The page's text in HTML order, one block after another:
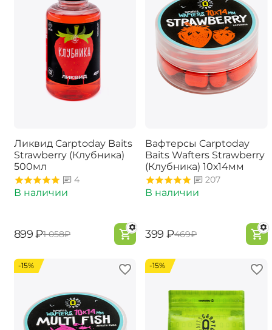
Ликвид Carptoday Baits
Strawberry (Клубника)
500мл
4
В наличии
‍899‍ ₽‍1 058‍₽
Вафтерсы Carptoday
Baits Wafters Strawberry
(Клубника) 10х14мм
207
В наличии
‍399‍ ₽‍469‍₽
-15% -15%